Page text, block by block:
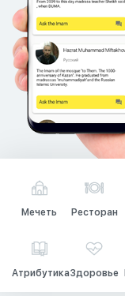
Мечеть Ресторан
АтрибутикаЗдоровье